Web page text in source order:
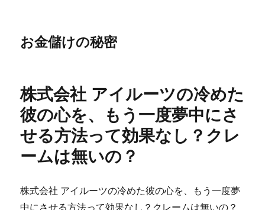
お金儲けの秘密
株式会社 アイルーツの冷めた
彼の心を、もう一度夢中にさ
せる方法って効果なし？クレ
ームは無いの？
株式会社 アイルーツの冷めた彼の心を、もう一度夢
中にさせる方法って効果なし？クレームは無いの？